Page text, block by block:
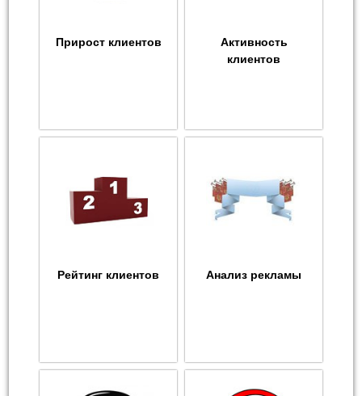
Прирост клиентов
Активность
клиентов
Рейтинг клиентов Анализ рекламы